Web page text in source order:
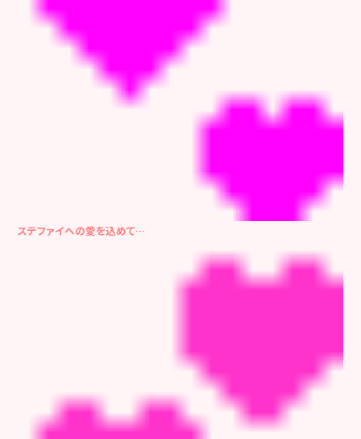
ステファイへの愛を込めて…